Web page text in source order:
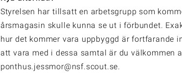
Styrelsen har tillsatt en arbetsgrupp som
årsmagasin skulle kunna se ut i förbundet.
hur det kommer vara uppbyggd är fortfarande
att vara med i dessa samtal är du välkommen
ponthus.jessmor@nsf.scout.se.